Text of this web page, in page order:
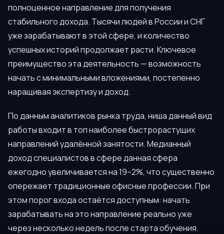
полноценное направление для получения
стабильного дохода. Тысячи людей в России и СНГ
уже зарабатывают в этой сфере, и количество
успешных историй продолжает расти. Ключевое
преимущество эта деятельность — возможность
начать с минимальными вложениями, постепенно
наращивая экспертизу и доход.
По данным аналитиков рынка труда, ниша данный вид
работы входит в топ наиболее быстрорастущих
направлений удалённой занятости. Медианный
доход специалистов в сфере данная сфера
ежегодно увеличивается на 19–2%, что существенно
опережает традиционные офисные профессии. При
этом порог входа остаётся доступным: начать
зарабатывать на это направление реально уже
через несколько недель после старта обучения.